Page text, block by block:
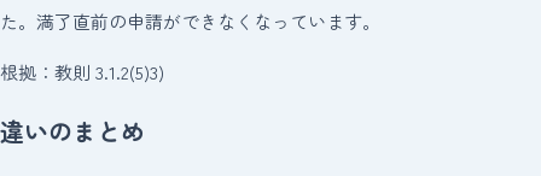
た。満了直前の申請ができなくなっています。
根拠：教則 3.1.2(5)3)
違いのまとめ